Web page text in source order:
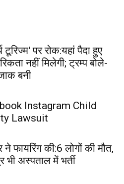
टूरिज्म' पर रोक:यहां पैदा हुए
नहीं मिलेगी; ट्रम्प बोले-
बनी
Instagram Child
Lawsuit
फायरिंग की:6 लोगों की मौत,
अस्पताल में भर्ती